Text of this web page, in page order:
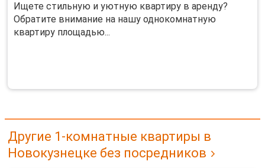
Ищете стильную и уютную квартиру в аренду?
Обратите внимание на нашу однокомнатную
квартиру площадью...
Другие 1-комнатные квартиры в
Новокузнецке без посредников